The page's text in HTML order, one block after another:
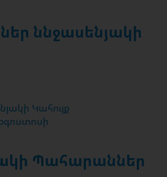
ննջասենյակի
Կահույք
Պահարաններ